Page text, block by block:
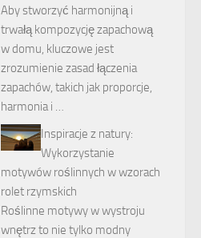
Aby stworzyć harmonijną i
trwałą kompozycję zapachową
w domu, kluczowe jest
zrozumienie zasad łączenia
zapachów, takich jak proporcje,
harmonia i …
Inspiracje z natury:
Wykorzystanie
motywów roślinnych w wzorach
rolet rzymskich
Roślinne motywy w wystroju
wnętrz to nie tylko modny